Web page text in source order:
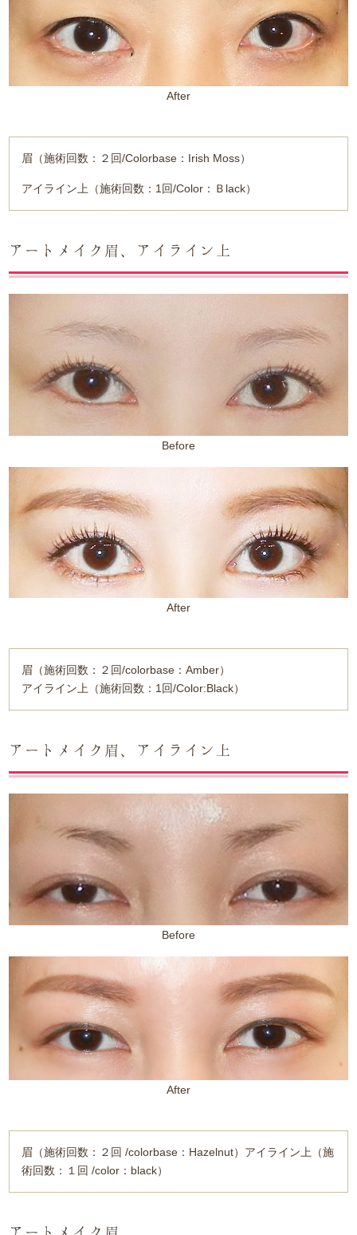
After
眉（施術回数：２回/Colorbase：Irish Moss）
アイライン上（施術回数：1回/Color：Ｂlack）
アートメイク眉、アイライン上
Before
After
眉（施術回数：２回/colorbase：Amber）
アイライン上（施術回数：1回/Color:Black）
アートメイク眉、アイライン上
Before
After
眉（施術回数：２回 /colorbase：Hazelnut）アイライン上（施
術回数：１回 /color：black）